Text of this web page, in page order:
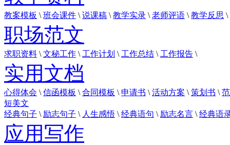
教案模板 \ 班会课件 \ 说课稿 \ 教学实录 \ 老师评语 \ 教学反思 \
职场范文
求职资料 \ 文秘工作 \ 工作计划 \ 工作总结 \ 工作报告 \
实用文档
心得体会 \ 信函模板 \ 合同模板 \ 申请书 \ 活动方案 \ 策划书 \
短美文
经典句子 \ 励志句子 \ 人生感悟 \ 经典语句 \ 励志名言 \ 经典语
应用写作